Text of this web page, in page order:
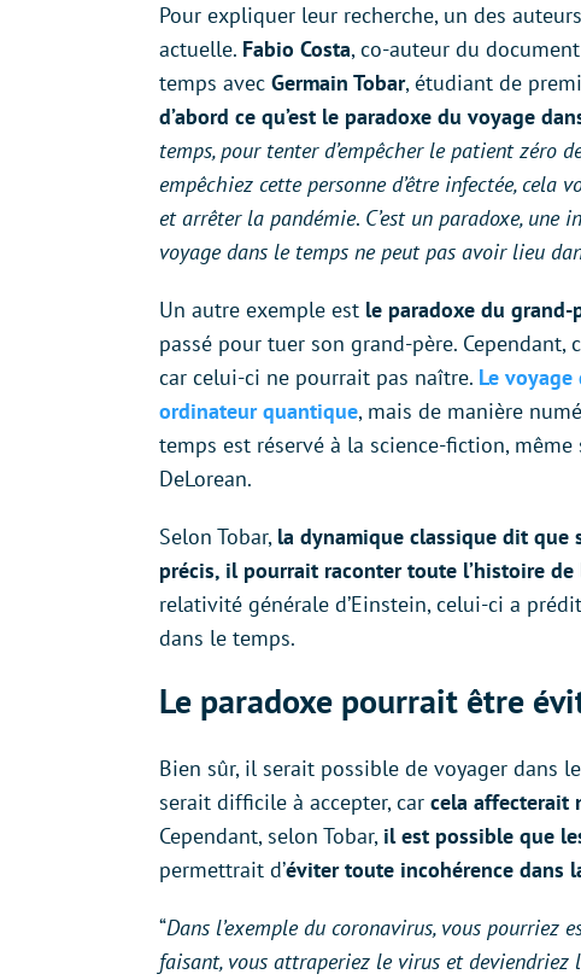
Pour expliquer leur recherche, un des
actuelle. Fabio Costa, co-auteur du
temps avec Germain Tobar, étudiant de
d’abord ce qu’est le paradoxe du voyage
temps, pour tenter d’empêcher le patient zéro
empêchiez cette personne d’être infectée,
et arrêter la pandémie. C’est un paradoxe, une
voyage dans le temps ne peut pas avoir lieu
Un autre exemple est le paradoxe du grand-
passé pour tuer son grand-père. Cependant,
car celui-ci ne pourrait pas naître. Le
ordinateur quantique, mais de manière
temps est réservé à la science-fiction,
DeLorean.
Selon Tobar, la dynamique classique dit que
précis, il pourrait raconter toute l’histoire
relativité générale d’Einstein, celui-ci a
dans le temps.
Le paradoxe pourrait être
Bien sûr, il serait possible de voyager dans
serait difficile à accepter, car cela affecterait
Cependant, selon Tobar, il est possible que
permettrait d’éviter toute incohérence dans
“Dans l’exemple du coronavirus, vous pourriez
faisant, vous attraperiez le virus et deviendriez